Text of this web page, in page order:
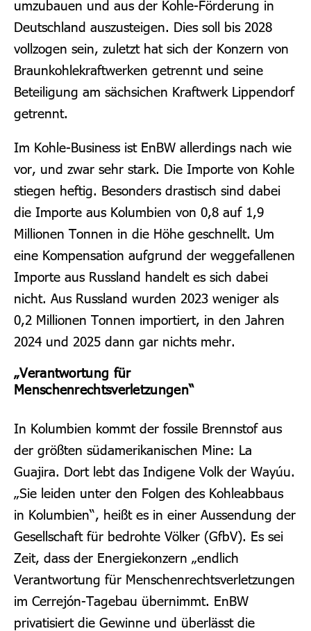
umzubauen und aus der Kohle-Förderung in
Deutschland auszusteigen. Dies soll bis 2028
vollzogen sein, zuletzt hat sich der Konzern von
Braunkohlekraftwerken getrennt und seine
Beteiligung am sächsichen Kraftwerk Lippendorf
getrennt.
Im Kohle-Business ist EnBW allerdings nach wie
vor, und zwar sehr stark. Die Importe von Kohle
stiegen heftig. Besonders drastisch sind dabei
die Importe aus Kolumbien von 0,8 auf 1,9
Millionen Tonnen in die Höhe geschnellt. Um
eine Kompensation aufgrund der weggefallenen
Importe aus Russland handelt es sich dabei
nicht. Aus Russland wurden 2023 weniger als
0,2 Millionen Tonnen importiert, in den Jahren
2024 und 2025 dann gar nichts mehr.
„Verantwortung für
Menschenrechtsverletzungen“
In Kolumbien kommt der fossile Brennstof aus
der größten südamerikanischen Mine: La
Guajira. Dort lebt das Indigene Volk der Wayúu.
„Sie leiden unter den Folgen des Kohleabbaus
in Kolumbien“, heißt es in einer Aussendung der
Gesellschaft für bedrohte Völker (GfbV). Es sei
Zeit, dass der Energiekonzern „endlich
Verantwortung für Menschenrechtsverletzungen
im Cerrejón-Tagebau übernimmt. EnBW
privatisiert die Gewinne und überlässt die